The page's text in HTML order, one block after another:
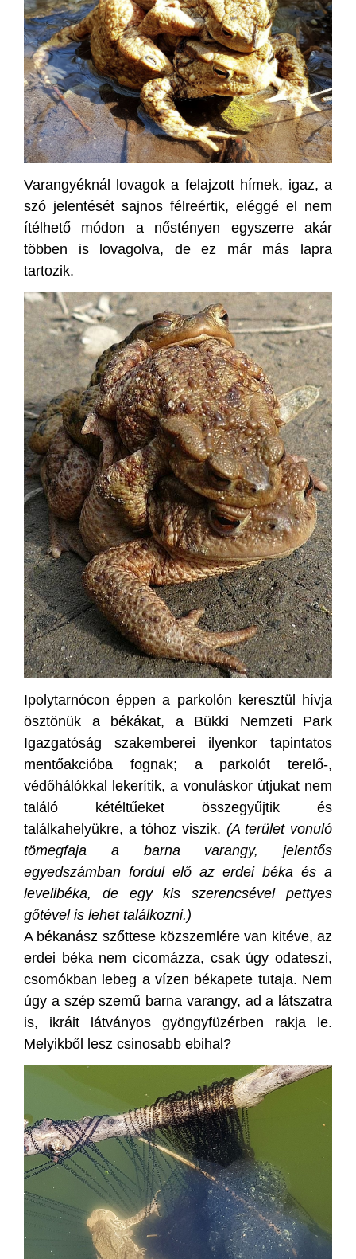
Varangyéknál lovagok a felajzott hímek, igaz, a
szó jelentését sajnos félreértik, eléggé el nem
ítélhető módon a nőstényen egyszerre akár
többen is lovagolva, de ez már más lapra
tartozik.
Ipolytarnócon éppen a parkolón keresztül hívja
ösztönük a békákat, a Bükki Nemzeti Park
Igazgatóság szakemberei ilyenkor tapintatos
mentőakcióba fognak; a parkolót terelő-,
védőhálókkal lekerítik, a vonuláskor útjukat nem
találó kétéltűeket összegyűjtik és
találkahelyükre, a tóhoz viszik. (A terület vonuló
tömegfaja a barna varangy, jelentős
egyedszámban fordul elő az erdei béka és a
levelibéka, de egy kis szerencsével pettyes
gőtével is lehet találkozni.)
A békanász szőttese közszemlére van kitéve, az
erdei béka nem cicomázza, csak úgy odateszi,
csomókban lebeg a vízen békapete tutaja. Nem
úgy a szép szemű barna varangy, ad a látszatra
is, ikráit látványos gyöngyfüzérben rakja le.
Melyikből lesz csinosabb ebihal?